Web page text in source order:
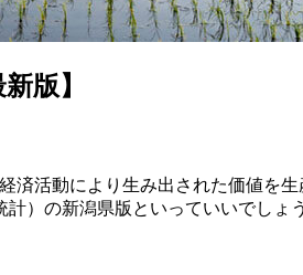
版】
活動により生み出された価値を
）の新潟県版といっていいでし